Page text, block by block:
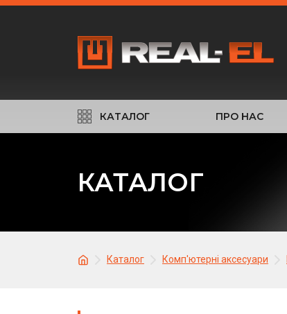
КАТАЛОГ ПРО НАС
КАТАЛОГ
Каталог Комп'ютерні аксесуари